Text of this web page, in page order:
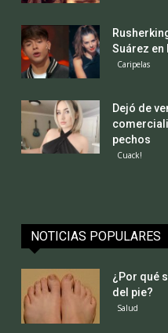
Suárez en
Caripelas
Dejó de
pechos
Cuack!
NOTICIAS POPULARES
¿Por qué
del pie?
Salud